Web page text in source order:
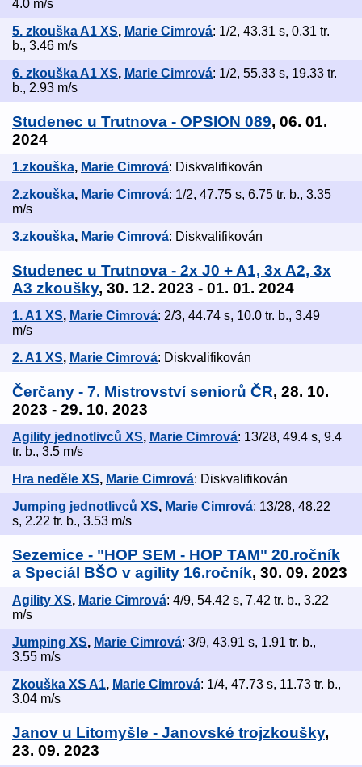
4.0 m/s
5. zkouška A1 XS, Marie Cimrová: 1/2, 43.31 s, 0.31 tr.
b., 3.46 m/s
6. zkouška A1 XS, Marie Cimrová: 1/2, 55.33 s, 19.33 tr.
b., 2.93 m/s
Studenec u Trutnova - OPSION 089, 06. 01.
2024
1.zkouška, Marie Cimrová: Diskvalifikován
2.zkouška, Marie Cimrová: 1/2, 47.75 s, 6.75 tr. b., 3.35
m/s
3.zkouška, Marie Cimrová: Diskvalifikován
Studenec u Trutnova - 2x J0 + A1, 3x A2, 3x
A3 zkoušky, 30. 12. 2023 - 01. 01. 2024
1. A1 XS, Marie Cimrová: 2/3, 44.74 s, 10.0 tr. b., 3.49
m/s
2. A1 XS, Marie Cimrová: Diskvalifikován
Čerčany - 7. Mistrovství seniorů ČR, 28. 10.
2023 - 29. 10. 2023
Agility jednotlivců XS, Marie Cimrová: 13/28, 49.4 s, 9.4
tr. b., 3.5 m/s
Hra neděle XS, Marie Cimrová: Diskvalifikován
Jumping jednotlivců XS, Marie Cimrová: 13/28, 48.22
s, 2.22 tr. b., 3.53 m/s
Sezemice - "HOP SEM - HOP TAM" 20.ročník
a Speciál BŠO v agility 16.ročník, 30. 09. 2023
Agility XS, Marie Cimrová: 4/9, 54.42 s, 7.42 tr. b., 3.22
m/s
Jumping XS, Marie Cimrová: 3/9, 43.91 s, 1.91 tr. b.,
3.55 m/s
Zkouška XS A1, Marie Cimrová: 1/4, 47.73 s, 11.73 tr. b.,
3.04 m/s
Janov u Litomyšle - Janovské trojzkoušky,
23. 09. 2023